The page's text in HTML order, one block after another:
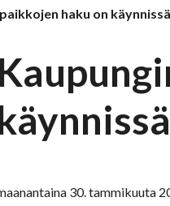
haku on käynnissä
30. tammikuuta